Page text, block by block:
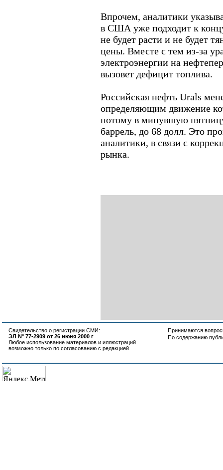
Впрочем, аналитики
в США уже подходит к
не будет расти и не будет
цены. Вместе с тем из-за
электроэнергии на
вызовет дефицит топлива.
Российская нефть Urals
определяющим движение
потому в минувшую
баррель, до 68 долл. Это
аналитики, в связи с
рынка.
Свидетельство о регистрации СМИ:
ЭЛ N° 77-2909 от 26 июня 2000 г
Любое использование материалов и иллюстраций
возможно только по согласованию с редакцией
Принимаются
По содержанию